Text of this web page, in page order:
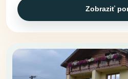
Zobraziť